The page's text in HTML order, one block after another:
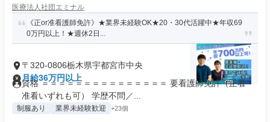
医療法人社団エミナル
《正or准看護師免許》★業界未経験OK★20・30代活躍中★年収69
0万円以上！★週休2日...
〒320-0806栃木県宇都宮市中央
月給36万円以上
資格 ＝＝＝＝＝＝＝＝＝＝＝＝＝＝＝ 要看護師免許（正看・
准看いずれも可） 学歴不問／...
制服あり 業界未経験歓迎 +23個